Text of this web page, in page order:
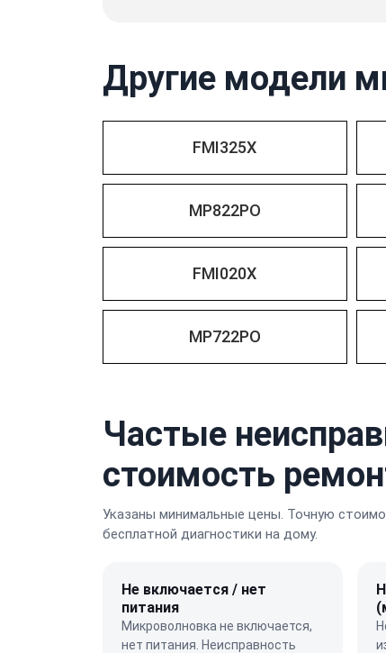
Другие модели
FMI325X
MP822PO
FMI020X
MP722PO
Частые
стоимость
Указаны минимальные цены. Точную
бесплатной диагностики на дому.
Не включается / нет
питания
Микроволновка не включается,
нет питания. Неисправность